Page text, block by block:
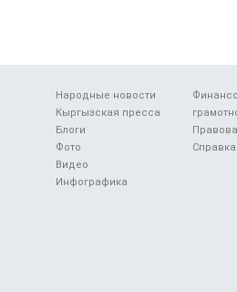
Народные новости
Кыргызская пресса
Блоги
Фото
Видео
Инфографика